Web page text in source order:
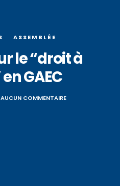
ASSEMBLÉE
le “droit à
GAEC
AUCUN COMMENTAIRE